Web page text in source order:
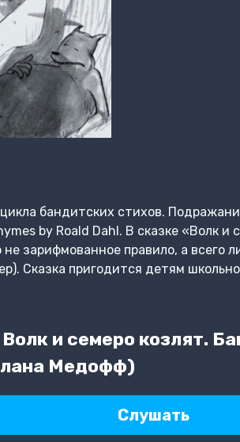
бандитских стихов.
by Roald Dahl. В сказке «Волк и
зарифмованное правило, а всего
Сказка пригодится детям
и семеро козлят.
Медофф)
Слушать